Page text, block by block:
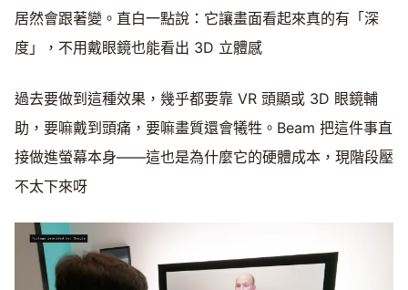
居然會跟著變。直白一點說：它讓畫面看起來真的有「深
度」，不用戴眼鏡也能看出 3D 立體感
過去要做到這種效果，幾乎都要靠 VR 頭顯或 3D 眼鏡輔
助，要嘛戴到頭痛，要嘛畫質還會犧牲。Beam 把這件事直
接做進螢幕本身——這也是為什麼它的硬體成本，現階段壓
不太下來呀